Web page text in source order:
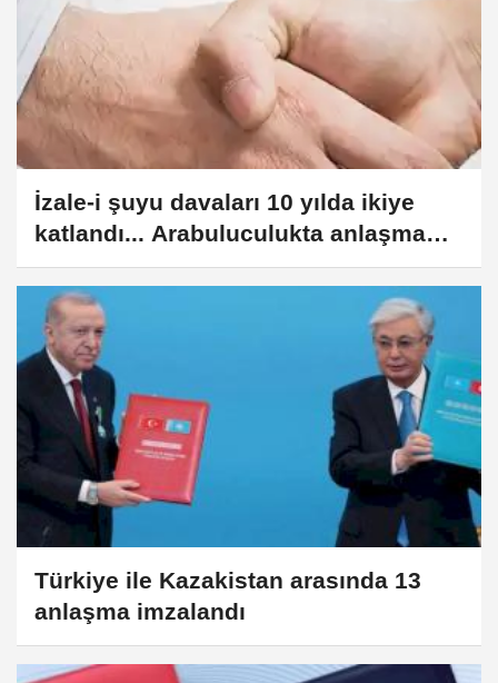
İzale-i şuyu davaları 10 yılda ikiye
katlandı... Arabuluculukta anlaşma
oranları geriledi
Türkiye ile Kazakistan arasında 13
anlaşma imzalandı